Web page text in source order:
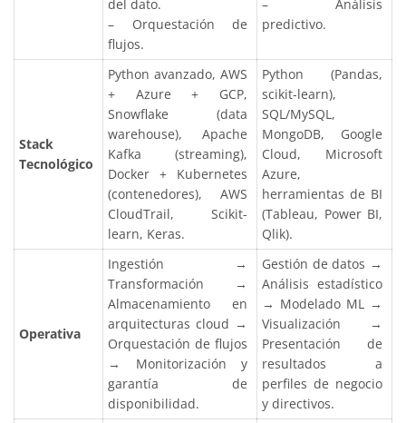
del dato.
– Orquestación de
flujos.
– Análisis
predictivo.
Stack
Tecnológico
Python avanzado, AWS
+ Azure + GCP,
Snowflake (data
warehouse), Apache
Kafka (streaming),
Docker + Kubernetes
(contenedores), AWS
CloudTrail, Scikit-
learn, Keras.
Python (Pandas,
scikit-learn),
SQL/MySQL,
MongoDB, Google
Cloud, Microsoft
Azure,
herramientas de BI
(Tableau, Power BI,
Qlik).
Operativa
Ingestión →
Transformación →
Almacenamiento en
arquitecturas cloud →
Orquestación de flujos
→ Monitorización y
garantía de
disponibilidad.
Gestión de datos →
Análisis estadístico
→ Modelado ML →
Visualización →
Presentación de
resultados a
perfiles de negocio
y directivos.